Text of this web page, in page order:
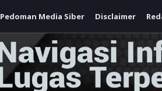
Pedoman Media Siber Disclaimer